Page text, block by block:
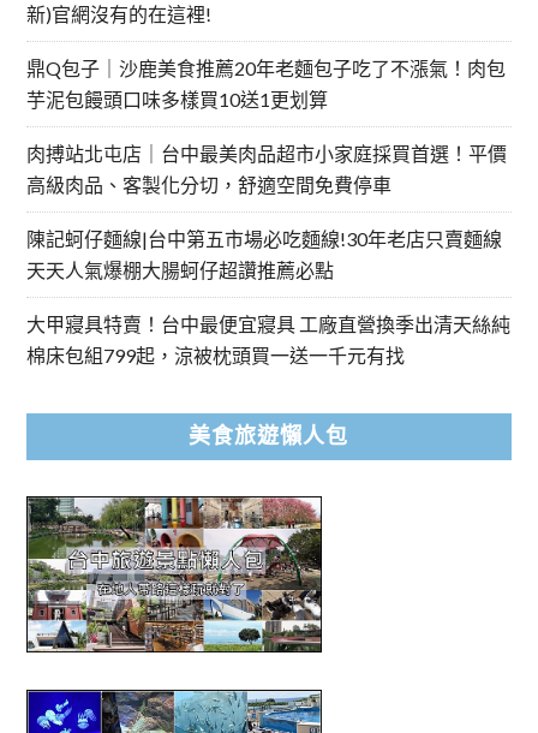
新)官網沒有的在這裡!
鼎Q包子｜沙鹿美食推薦20年老麵包子吃了不漲氣！肉包
芋泥包饅頭口味多樣買10送1更划算
肉搏站北屯店｜台中最美肉品超市小家庭採買首選！平價
高級肉品、客製化分切，舒適空間免費停車
陳記蚵仔麵線|台中第五市場必吃麵線!30年老店只賣麵線
天天人氣爆棚大腸蚵仔超讚推薦必點
大甲寢具特賣！台中最便宜寢具 工廠直營換季出清天絲純
棉床包組799起，涼被枕頭買一送一千元有找
美食旅遊懶人包